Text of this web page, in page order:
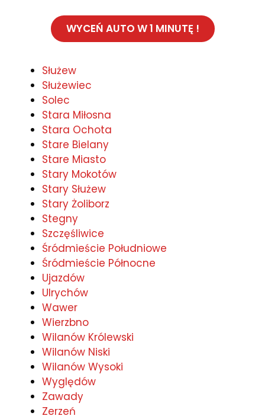
WYCEŃ AUTO W 1 MINUTĘ !
Służew
Służewiec
Solec
Stara Miłosna
Stara Ochota
Stare Bielany
Stare Miasto
Stary Mokotów
Stary Służew
Stary Żoliborz
Stegny
Szczęśliwice
Śródmieście Południowe
Śródmieście Północne
Ujazdów
Ulrychów
Wawer
Wierzbno
Wilanów Królewski
Wilanów Niski
Wilanów Wysoki
Wyględów
Zawady
Zerzeń